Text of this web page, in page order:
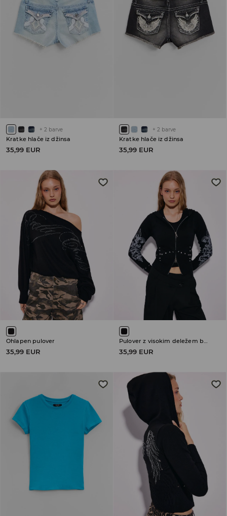
+ 2 barve
Kratke hlače iz džinsa
35,99 EUR
+ 2 barve
Kratke hlače iz džinsa
35,99 EUR
Ohlapen pulover
35,99 EUR
Pulover z visokim deležem bombaža
35,99 EUR